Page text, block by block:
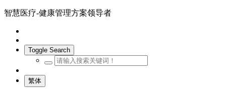
智慧医疗-健康管理方案领导者
Toggle Search
繁体